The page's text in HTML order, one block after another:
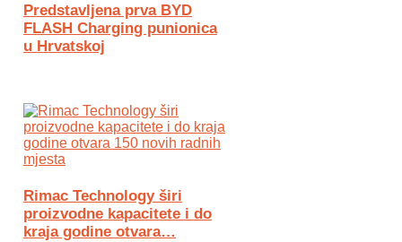
Predstavljena prva BYD
FLASH Charging punionica
u Hrvatskoj
Rimac Technology širi
proizvodne kapacitete i do
kraja godine otvara…